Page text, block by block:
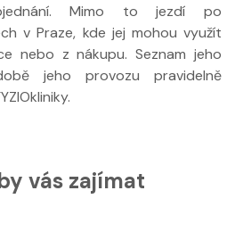
Mimo to jezdí po
v Praze, kde jej mohou využít
nebo z nákupu. Seznam jeho
jeho provozu pravidelně
vás zajímat